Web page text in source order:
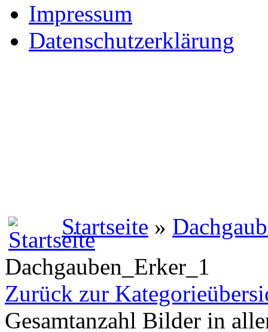
Impressum
Datenschutzerklärung
Startseite »
Dachgauben_Erker_1
Zurück zur
Gesamtanzahl Bilder in